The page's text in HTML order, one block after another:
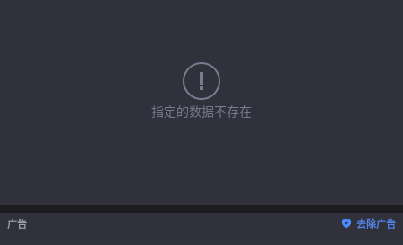
指定的数据不存在
广告 去除广告